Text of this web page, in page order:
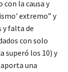
la causa y
extremo” y
y falta de
con solo
superó los 10) y
una